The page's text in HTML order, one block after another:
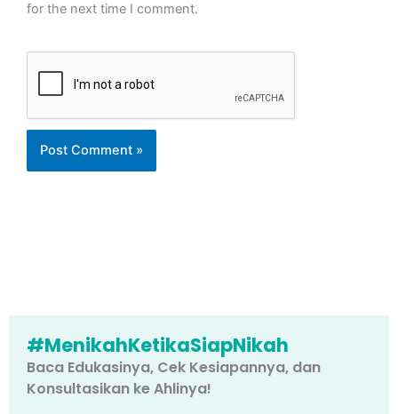
for the next time I comment.
#MenikahKetikaSiapNikah
Baca Edukasinya, Cek Kesiapannya, dan
Konsultasikan ke Ahlinya!